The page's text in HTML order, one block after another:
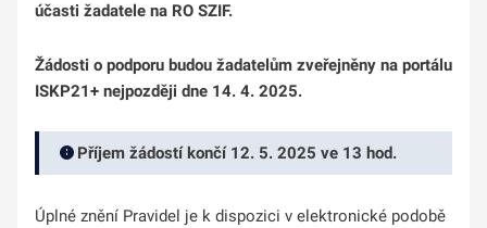
účasti žadatele na RO SZIF.
Žádosti o podporu budou žadatelům zveřejněny na portálu
ISKP21+ nejpozději dne 14. 4. 2025.
Příjem žádostí končí 12. 5. 2025 ve 13 hod.
Úplné znění Pravidel je k dispozici v elektronické podobě